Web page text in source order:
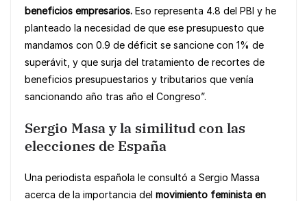
beneficios empresarios. Eso representa 4.8 del PBI y he
planteado la necesidad de que ese presupuesto que
mandamos con 0.9 de déficit se sancione con 1% de
superávit, y que surja del tratamiento de recortes de
beneficios presupuestarios y tributarios que venía
sancionando año tras año el Congreso”.
Sergio Masa y la similitud con las
elecciones de España
Una periodista española le consultó a Sergio Massa
acerca de la importancia del movimiento feminista en